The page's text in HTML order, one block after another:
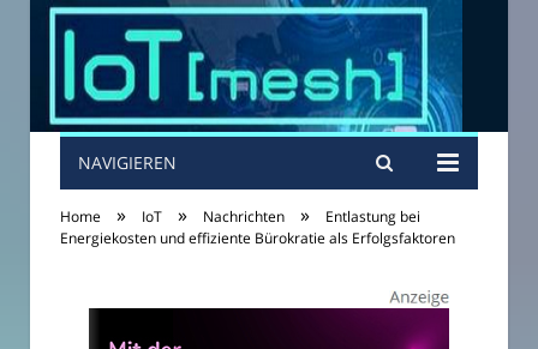
NAVIGIEREN
Home » IoT » Nachrichten »
Entlastung bei
Energiekosten und effiziente Bürokratie als Erfolgsfaktoren